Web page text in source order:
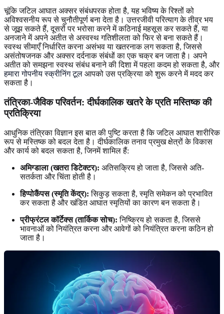
चूंकि जटिल आघात अक्सर संबंधपरक होता है, यह भविष्य के रिश्तों को
अविश्वसनीय रूप से चुनौतीपूर्ण बना देता है। उत्तरजीवी परित्याग के तीव्र भय
से जूझ सकते हैं, दूसरों पर भरोसा करने में कठिनाई महसूस कर सकते हैं, या
अनजाने में अपने अतीत से अस्वस्थ गतिशीलता को फिर से बना सकते हैं।
स्वस्थ सीमाएँ निर्धारित करना असंभव या खतरनाक लग सकता है, जिससे
असंतोषजनक और अक्सर दर्दनाक संबंधों का एक चक्र बन जाता है। अपने
अतीत को समझना स्वस्थ संबंध बनाने की दिशा में पहला कदम हो सकता है, और
हमारा गोपनीय स्क्रीनिंग टूल आपको उस प्रक्रिया को शुरू करने में मदद कर
सकता है।
तंत्रिका-जैविक परिवर्तन: दीर्घकालिक खतरे के प्रति मस्तिष्क की
प्रतिक्रिया
आधुनिक तंत्रिका विज्ञान इस बात की पुष्टि करता है कि जटिल आघात शारीरिक
रूप से मस्तिष्क को बदल देता है। दीर्घकालिक तनाव प्रमुख क्षेत्रों के विकास
और कार्य को बदल सकता है, जिनमें शामिल हैं:
अमिग्डाला (खतरा डिटेक्टर): अतिसक्रिय हो जाता है, जिससे अति-
सतर्कता और चिंता होती है।
हिप्पोकैंपस (स्मृति केंद्र): सिकुड़ सकता है, स्मृति समेकन को प्रभावित
कर सकता है और खंडित आघात स्मृतियों का कारण बन सकता है।
प्रीफ्रंटल कॉर्टेक्स (तार्किक सोच): निष्क्रिय हो सकता है, जिससे
भावनाओं को नियंत्रित करना और आवेगों को नियंत्रित करना कठिन हो
जाता है।